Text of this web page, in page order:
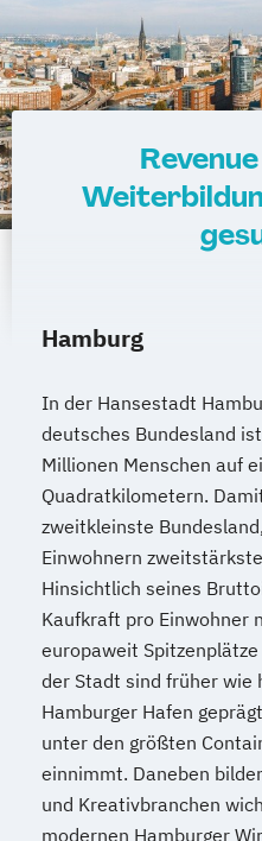
Hamburg
In der Hansestadt
deutsches Bundesland
Millionen Menschen auf
Quadratkilometern.
zweitkleinste
Einwohnern
Hinsichtlich seines
Kaufkraft pro Einwohner
europaweit
der Stadt sind früher wie
Hamburger Hafen
unter den größten
einnimmt. Daneben
und Kreativbranchen
modernen Hamburger